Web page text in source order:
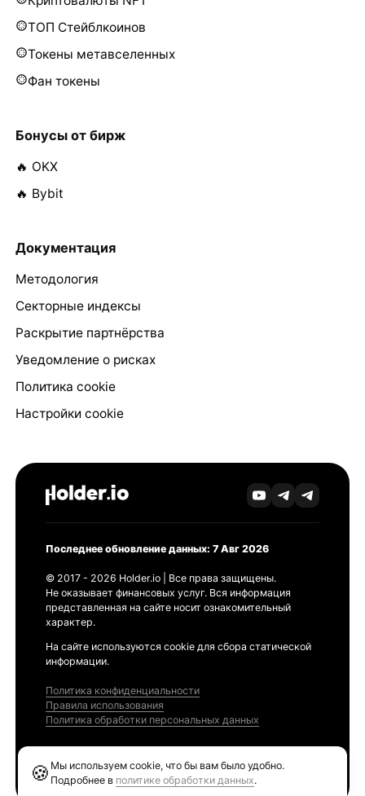
ТОП Стейблкоинов
Токены метавселенных
Фан токены
Бонусы от бирж
🔥 OKX
🔥 Bybit
Документация
Методология
Секторные индексы
Раскрытие партнёрства
Уведомление о рисках
Политика cookie
Настройки cookie
Последнее обновление данных: 7 Авг 2026
© 2017 - 2026 Holder.io | Все права защищены.
Не оказывает финансовых услуг. Вся информация
представленная на сайте носит ознакомительный
характер.
На сайте используются cookie для сбора статической
информации.
Политика конфиденциальности
Правила использования
Политика обработки персональных данных
🍪 Мы используем cookie, что бы вам было удобно.
Подробнее в политике обработки данных.
Ethereum GAS Tracker